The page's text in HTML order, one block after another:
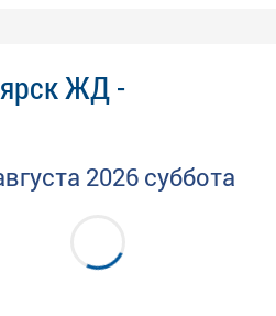
ЖД -
2026 суббота